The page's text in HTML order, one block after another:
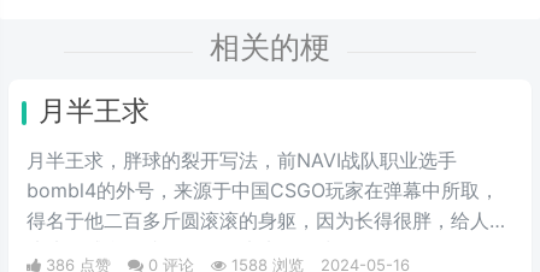
相关的梗
月半王求
月半王求，胖球的裂开写法，前NAVI战队职业选手
bombl4的外号，来源于中国CSGO玩家在弹幕中所取，
得名于他二百多斤圆滚滚的身躯，因为长得很胖，给人圆
386 点赞 0 评论 1588 浏览 2024-05-16